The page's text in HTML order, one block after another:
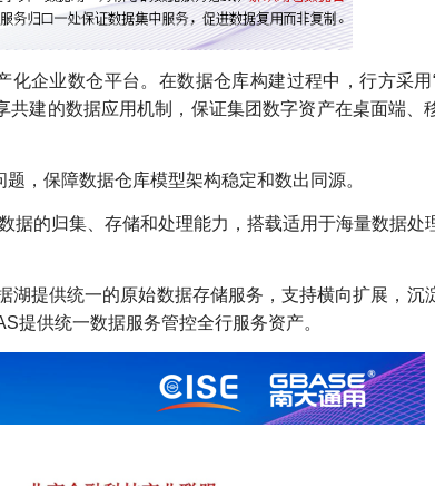
企业数仓平台。在数据仓库构建过程中，行方采用
建的数据应用机制，保证集团数字资产在桌面端、
，保障数据仓库模型架构稳定和数出同源。
据的归集、存储和处理能力，搭载适用于海量数据处
湖提供统一的原始数据存储服务，支持横向扩展，沉
提供统一数据服务管控全行服务资产。